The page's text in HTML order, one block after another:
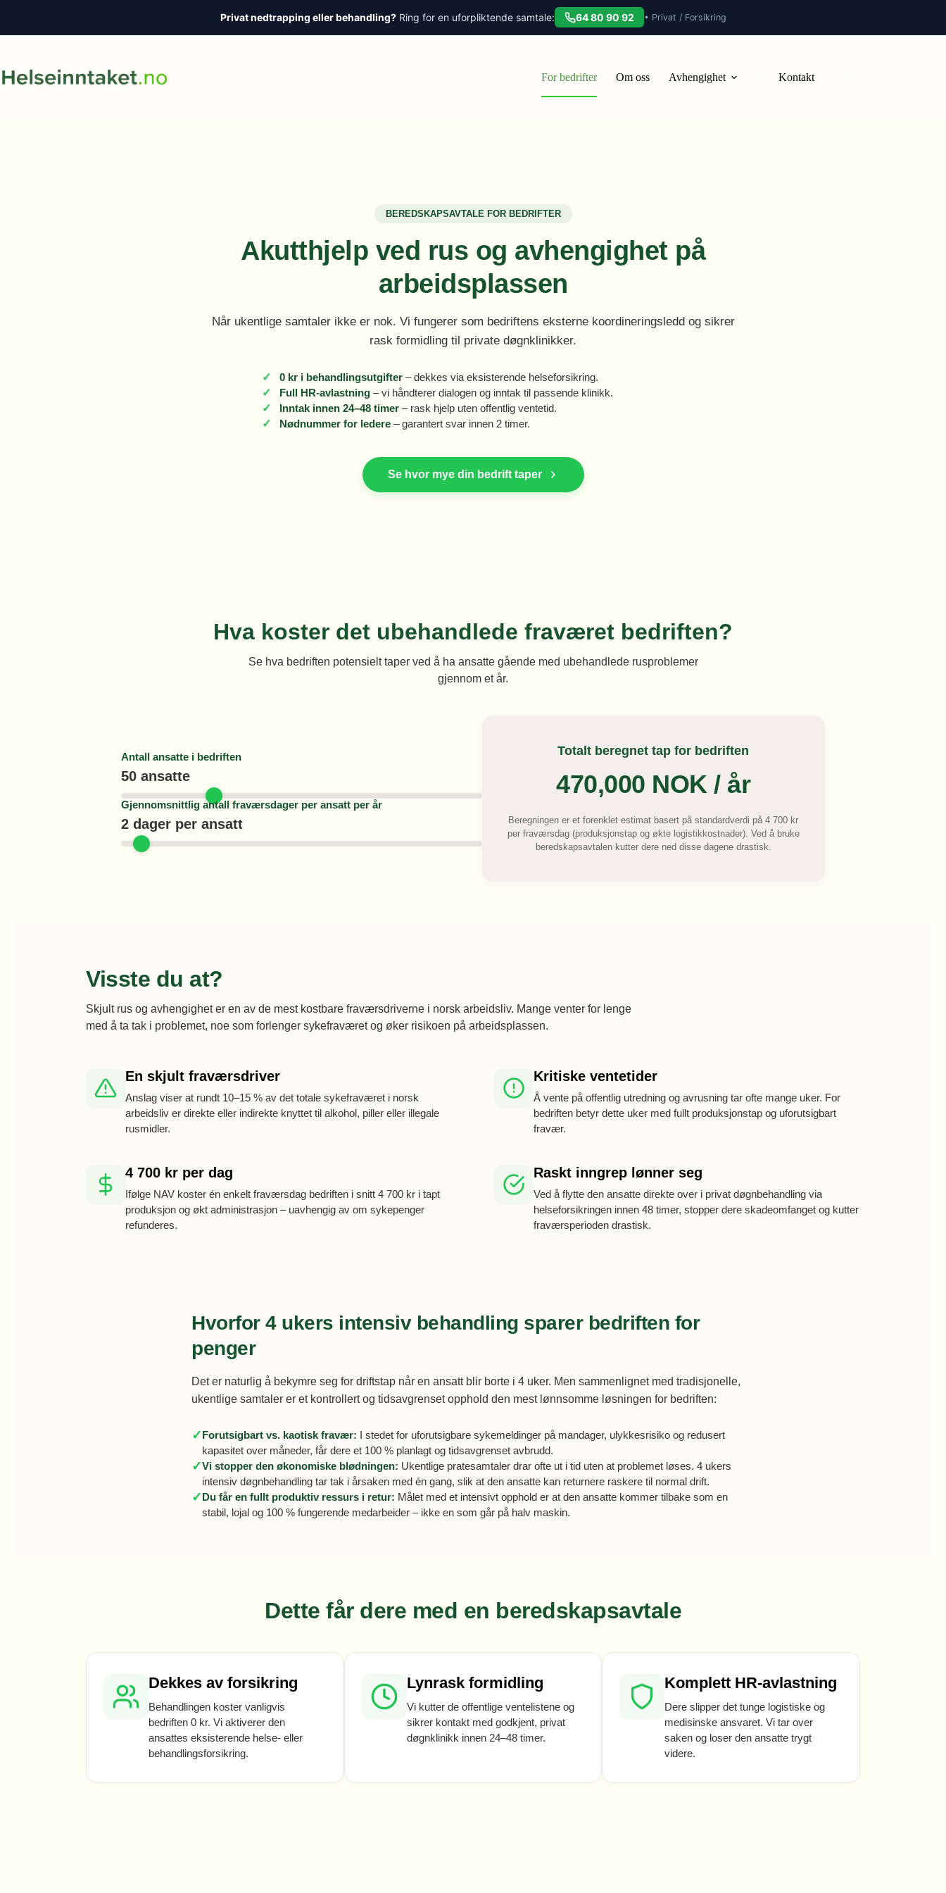
Privat nedtrapping eller behandling?Ring for en uforpliktende samtale: 64 80 90 92 • Privat / Forsikring
For bedrifter
Om oss Avhengighet Kontakt
BEREDSKAPSAVTALE FOR BEDRIFTER
Akutthjelp ved rus og avhengighet på
arbeidsplassen
Når ukentlige samtaler ikke er nok. Vi fungerer som bedriftens eksterne koordineringsledd og sikrer
rask formidling til private døgnklinikker.
✓ 0 kr i behandlingsutgifter – dekkes via eksisterende helseforsikring.
✓
Full HR-avlastning – vi håndterer dialogen og inntak til passende klinikk.
✓
Inntak innen 24–48 timer – rask hjelp uten offentlig ventetid.
✓
Nødnummer for ledere – garantert svar innen 2 timer.
Se hvor mye din bedrift taper
Hva koster det ubehandlede fraværet bedriften?
Se hva bedriften potensielt taper ved å ha ansatte gående med ubehandlede rusproblemer
gjennom et år.
Antall ansatte i bedriften
50 ansatte
Gjennomsnittlig antall fraværsdager per ansatt per år
2 dager per ansatt
Totalt beregnet tap for bedriften
470,000 NOK / år
Beregningen er et forenklet estimat basert på standardverdi på 4 700 kr
per fraværsdag (produksjonstap og økte logistikkostnader). Ved å bruke
beredskapsavtalen kutter dere ned disse dagene drastisk.
Visste du at?
Skjult rus og avhengighet er en av de mest kostbare fraværsdriverne i norsk arbeidsliv. Mange venter for lenge
med å ta tak i problemet, noe som forlenger sykefraværet og øker risikoen på arbeidsplassen.
En skjult fraværsdriver
Anslag viser at rundt 10–15 % av det totale sykefraværet i norsk
arbeidsliv er direkte eller indirekte knyttet til alkohol, piller eller illegale
rusmidler.
Kritiske ventetider
Å vente på offentlig utredning og avrusning tar ofte mange uker. For
bedriften betyr dette uker med fullt produksjonstap og uforutsigbart
fravær.
4 700 kr per dag
Ifølge NAV koster én enkelt fraværsdag bedriften i snitt 4 700 kr i tapt
produksjon og økt administrasjon – uavhengig av om sykepenger
refunderes.
Raskt inngrep lønner seg
Ved å flytte den ansatte direkte over i privat døgnbehandling via
helseforsikringen innen 48 timer, stopper dere skadeomfanget og kutter
fraværsperioden drastisk.
Hvorfor 4 ukers intensiv behandling sparer bedriften for
penger
Det er naturlig å bekymre seg for driftstap når en ansatt blir borte i 4 uker. Men sammenlignet med tradisjonelle,
ukentlige samtaler er et kontrollert og tidsavgrenset opphold den mest lønnsomme løsningen for bedriften:
✓Forutsigbart vs. kaotisk fravær: I stedet for uforutsigbare sykemeldinger på mandager, ulykkesrisiko og redusert
kapasitet over måneder, får dere et 100 % planlagt og tidsavgrenset avbrudd.
✓Vi stopper den økonomiske blødningen: Ukentlige pratesamtaler drar ofte ut i tid uten at problemet løses. 4 ukers
intensiv døgnbehandling tar tak i årsaken med én gang, slik at den ansatte kan returnere raskere til normal drift.
✓Du får en fullt produktiv ressurs i retur: Målet med et intensivt opphold er at den ansatte kommer tilbake som en
stabil, lojal og 100 % fungerende medarbeider – ikke en som går på halv maskin.
Dette får dere med en beredskapsavtale
Dekkes av forsikring
Behandlingen koster vanligvis
bedriften 0 kr. Vi aktiverer den
ansattes eksisterende helse- eller
behandlingsforsikring.
Lynrask formidling
Vi kutter de offentlige ventelistene og
sikrer kontakt med godkjent, privat
døgnklinikk innen 24–48 timer.
Komplett HR-avlastning
Dere slipper det tunge logistiske og
medisinske ansvaret. Vi tar over
saken og loser den ansatte trygt
videre.